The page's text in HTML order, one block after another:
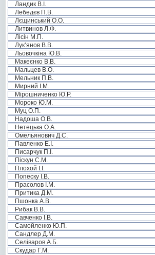
Ландик В.І.
Лебедєв П.В.
Лєщинський О.О.
Литвинов Л.Ф.
Лісін М.П.
Лук’янов В.В.
Льовочкіна Ю.В.
Макеєнко В.В.
Мальцев В.О.
Мельник П.В.
Мирний І.М.
Мірошниченко Ю.Р.
Мороко Ю.М.
Муц О.П.
Надоша О.В.
Нетецька О.А.
Омельянович Д.С.
Павленко Е.І.
Писарчук П.І.
Піскун С.М.
Плохой І.І.
Попеску І.В.
Прасолов І.М.
Притика Д.М.
Пшонка А.В.
Рибак В.В.
Савченко І.В.
Самойленко Ю.П.
Сандлер Д.М.
Селіваров А.Б.
Скудар Г.М.